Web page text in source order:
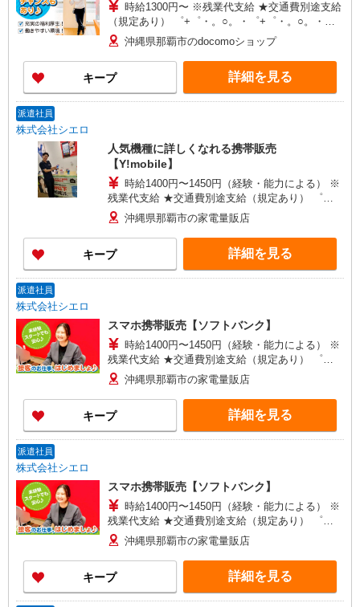
時給1300円〜 ※残業代支給 ★交通費別途支給
（規定あり） ゜+゜・。○。・゜+゜・。○。・゜
+゜ 入社祝い金10万円支給(規定有) お友達を紹介
頂くと, インセンティブ支給(規定有) ★月2回払
い・週払い可能（規程有）★ ゜・。○。・゜
+゜・。○。・゜+゜
沖縄県那覇市のdocomoショップ
キープ 詳細を見る
派遣社員
株式会社シエロ
人気機種に詳しくなれる携帯販売
【Y!mobile】
時給1400円〜1450円（経験・能力による） ※
残業代支給 ★交通費別途支給（規定あり） ゜
+゜・。○。・゜+゜・。○。・゜+゜ 入社祝い金10
万円支給(規定有) お友達を紹介頂くと, インセンテ
ィブ支給(規定有) ★月2回払い・週払い可能（規程
有）★ ゜・。○。・゜+゜・。○。・゜+゜
沖縄県那覇市の家電量販店
キープ 詳細を見る
派遣社員
株式会社シエロ
スマホ携帯販売【ソフトバンク】
時給1400円〜1450円（経験・能力による） ※
残業代支給 ★交通費別途支給（規定あり） ゜
+゜・。○。・゜+゜・。○。・゜+゜ 入社祝い金10
万円支給(規定有) お友達を紹介頂くと, インセンテ
ィブ支給(規定有) ★月2回払い・週払い可能（規程
有）★ ゜・。○。・゜+゜・。○。・゜+゜
沖縄県那覇市の家電量販店
キープ 詳細を見る
派遣社員
株式会社シエロ
スマホ携帯販売【ソフトバンク】
時給1400円〜1450円（経験・能力による） ※
残業代支給 ★交通費別途支給（規定あり） ゜
+゜・。○。・゜+゜・。○。・゜+゜ 入社祝い金10
万円支給(規定有) お友達を紹介頂くと, インセンテ
ィブ支給(規定有) ★月2回払い・週払い可能（規程
有）★ ゜・。○。・゜+゜・。○。・゜+゜
沖縄県那覇市の家電量販店
キープ 詳細を見る